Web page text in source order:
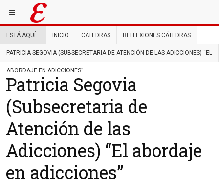
ESTÁ AQUÍ: INICIO CÁTEDRAS REFLEXIONES CÁTEDRAS
PATRICIA SEGOVIA (SUBSECRETARIA DE ATENCIÓN DE LAS ADICCIONES) “EL
ABORDAJE EN ADICCIONES”
Patricia Segovia
(Subsecretaria de
Atención de las
Adicciones) “El abordaje
en adicciones”